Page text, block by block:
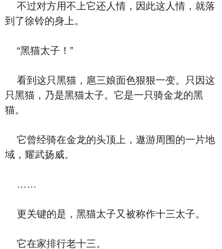
不过对方用不上它还人情，因此这人情，就落
到了徐铃的身上。
“黑猫太子！”
看到这只黑猫，扈三娘面色狠狠一变。只因这
只黑猫，乃是黑猫太子。它是一只骑金龙的黑
猫。
它曾经骑在金龙的头顶上，遨游周围的一片地
域，耀武扬威。
……
更关键的是，黑猫太子又被称作十三太子。
它在家排行老十三。